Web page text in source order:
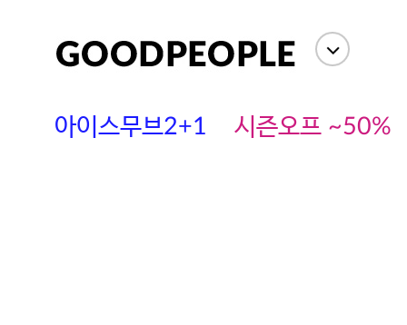
아이스무브2+1 시즌오프 ~50%